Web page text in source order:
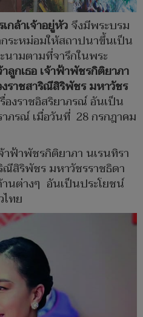
กล้าเจ้าอยู่หัวจึงมีพระบรม
กระหม่อมให้สถาปนาขึ้นเป็น
นามตามที่จารึกในพระ
ลูกเธอ เจ้าฟ้าพัชรกิติยาภา
ราชสาริณีสิริพัชร มหาวัชร
องราชอิสริยาภรณ์ อันเป็น
ภรณ์ เมื่อวันที่ 28 กรกฎาคม
าฟ้าพัชรกิติยาภา นเรนทิรา
สิริพัชร มหาวัชรราชธิดา
นต่างๆ อันเป็นประโยชน์
ทย